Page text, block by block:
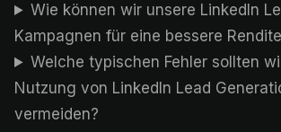
Wie können wir unsere LinkedIn
Kampagnen für eine bessere
Welche typischen Fehler sollten
Nutzung von LinkedIn Lead
vermeiden?